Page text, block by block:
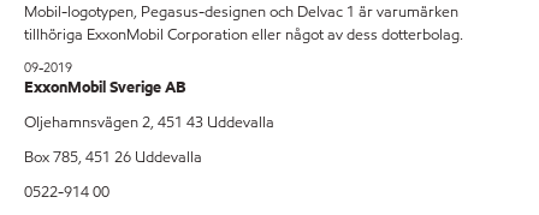
Mobil-logotypen, Pegasus-designen och Delvac 1 är varumärken
tillhöriga ExxonMobil Corporation eller något av dess dotterbolag.
09-2019
ExxonMobil Sverige AB
Oljehamnsvägen 2, 451 43 Uddevalla
Box 785, 451 26 Uddevalla
0522-914 00